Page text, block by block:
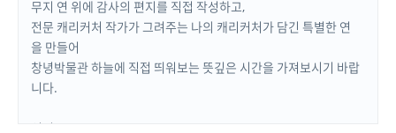
무지 연 위에 감사의 편지를 직접 작성하고,
전문 캐리커처 작가가 그려주는 나의 캐리커처가 담긴 특별한 연
을 만들어
창녕박물관 하늘에 직접 띄워보는 뜻깊은 시간을 가져보시기 바랍
니다.